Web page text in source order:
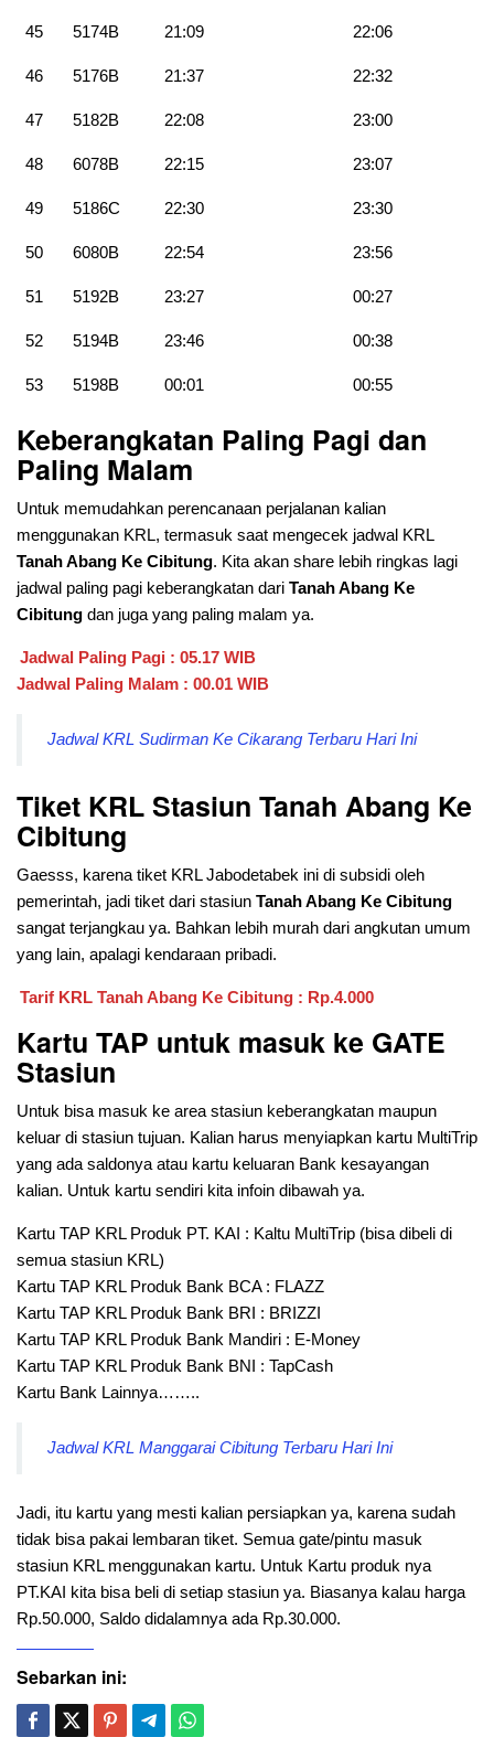
45 5174B 21:09 22:06
46 5176B 21:37 22:32
47 5182B 22:08 23:00
48 6078B 22:15 23:07
49 5186C 22:30 23:30
50 6080B 22:54 23:56
51 5192B 23:27 00:27
52 5194B 23:46 00:38
53 5198B 00:01 00:55
Keberangkatan Paling Pagi dan
Paling Malam
Untuk memudahkan perencanaan perjalanan kalian
menggunakan KRL, termasuk saat mengecek jadwal KRL
Tanah Abang Ke Cibitung. Kita akan share lebih ringkas lagi
jadwal paling pagi keberangkatan dari Tanah Abang Ke
Cibitung dan juga yang paling malam ya.
Jadwal Paling Pagi : 05.17 WIB
Jadwal Paling Malam : 00.01 WIB
Jadwal KRL Sudirman Ke Cikarang Terbaru Hari Ini
Tiket KRL Stasiun Tanah Abang Ke
Cibitung
Gaesss, karena tiket KRL Jabodetabek ini di subsidi oleh
pemerintah, jadi tiket dari stasiun Tanah Abang Ke Cibitung
sangat terjangkau ya. Bahkan lebih murah dari angkutan umum
yang lain, apalagi kendaraan pribadi.
Tarif KRL Tanah Abang Ke Cibitung : Rp.4.000
Kartu TAP untuk masuk ke GATE
Stasiun
Untuk bisa masuk ke area stasiun keberangkatan maupun
keluar di stasiun tujuan. Kalian harus menyiapkan kartu MultiTrip
yang ada saldonya atau kartu keluaran Bank kesayangan
kalian. Untuk kartu sendiri kita infoin dibawah ya.
Kartu TAP KRL Produk PT. KAI : Kaltu MultiTrip (bisa dibeli di
semua stasiun KRL)
Kartu TAP KRL Produk Bank BCA : FLAZZ
Kartu TAP KRL Produk Bank BRI : BRIZZI
Kartu TAP KRL Produk Bank Mandiri : E-Money
Kartu TAP KRL Produk Bank BNI : TapCash
Kartu Bank Lainnya……..
Jadwal KRL Manggarai Cibitung Terbaru Hari Ini
Jadi, itu kartu yang mesti kalian persiapkan ya, karena sudah
tidak bisa pakai lembaran tiket. Semua gate/pintu masuk
stasiun KRL menggunakan kartu. Untuk Kartu produk nya
PT.KAI kita bisa beli di setiap stasiun ya. Biasanya kalau harga
Rp.50.000, Saldo didalamnya ada Rp.30.000.
Sebarkan ini: